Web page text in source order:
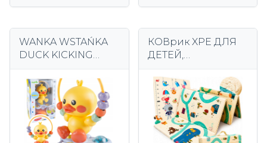
WANKA WSTAŃKA
DUCK KICKING
ОБРАЗОВАТЕЛЬНА
Я ИГРУШКА
КОВрик XPE ДЛЯ
ДЕТЕЙ,
ПЕН, 200х180см,
ВОДОНЕПРОНИЦА
ЕМЫЙ, СКЛАДНОЙ
БОХО